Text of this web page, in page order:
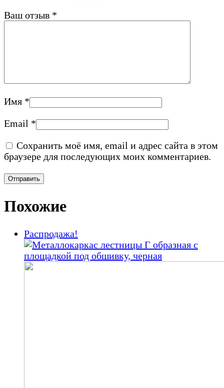
Ваш отзыв *
Имя *
Email *
Сохранить моё имя, email и адрес сайта в этом
браузере для последующих моих комментариев.
Похожие
Распродажа!